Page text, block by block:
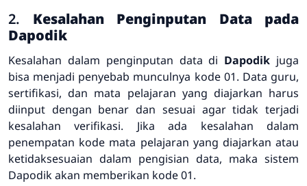
2. Kesalahan Penginputan Data pada
Dapodik
Kesalahan dalam penginputan data di Dapodik juga
bisa menjadi penyebab munculnya kode 01. Data guru,
sertifikasi, dan mata pelajaran yang diajarkan harus
diinput dengan benar dan sesuai agar tidak terjadi
kesalahan verifikasi. Jika ada kesalahan dalam
penempatan kode mata pelajaran yang diajarkan atau
ketidaksesuaian dalam pengisian data, maka sistem
Dapodik akan memberikan kode 01.